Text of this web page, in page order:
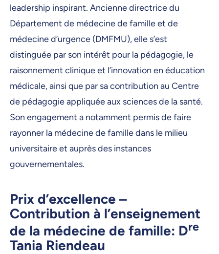
leadership inspirant. Ancienne directrice du
Département de médecine de famille et de
médecine d’urgence (DMFMU), elle s’est
distinguée par son intérêt pour la pédagogie, le
raisonnement clinique et l’innovation en éducation
médicale, ainsi que par sa contribution au Centre
de pédagogie appliquée aux sciences de la santé.
Son engagement a notamment permis de faire
rayonner la médecine de famille dans le milieu
universitaire et auprès des instances
gouvernementales.
Prix d’excellence ‒
Contribution à l’enseignement
de la médecine de famille: Dre
Tania Riendeau